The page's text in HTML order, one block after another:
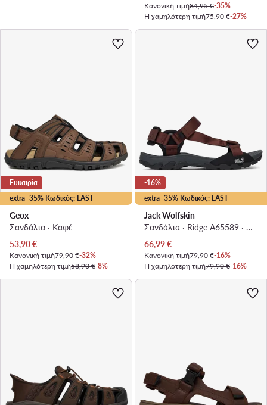
Κανονική τιμή84,95 €-35%
Η χαμηλότερη τιμή75,90 €-27%
extra -35% Κωδικός: LAST
Ευκαιρία
Geox
Σανδάλια · Καφέ
Τρέχουσα τιμή
53,90€
Κανονική τιμή79,90 €-32%
Η χαμηλότερη τιμή58,90 €-8%
extra -35% Κωδικός: LAST
-16%
Jack Wolfskin
Σανδάλια · Ridge A65589 · Σκούρο καφέ
Τρέχουσα τιμή
66,99€
Κανονική τιμή79,90 €-16%
Η χαμηλότερη τιμή79,90 €-16%